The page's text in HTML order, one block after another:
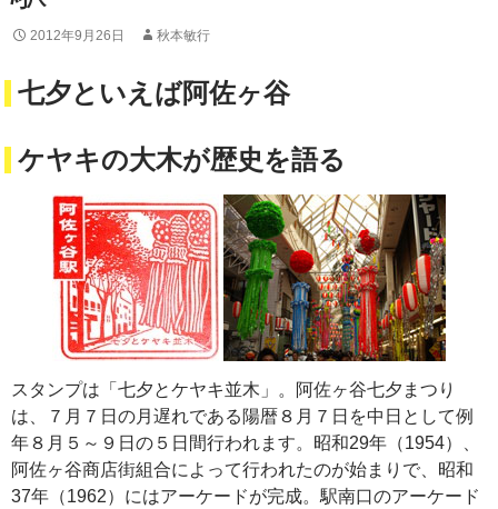
2012年9月26日 秋本敏行
七夕といえば阿佐ヶ谷
ケヤキの大木が歴史を語る
スタンプは「七夕とケヤキ並木」。阿佐ヶ谷七夕まつり
は、７月７日の月遅れである陽暦８月７日を中日として例
年８月５～９日の５日間行われます。昭和29年（1954）、
阿佐ヶ谷商店街組合によって行われたのが始まりで、昭和
37年（1962）にはアーケードが完成。駅南口のアーケード